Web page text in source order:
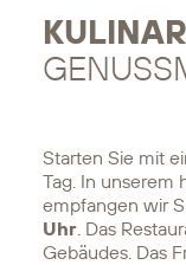
Starten Sie mit
Tag. In unserem
empfangen wir
Uhr. Das
Gebäudes. Das